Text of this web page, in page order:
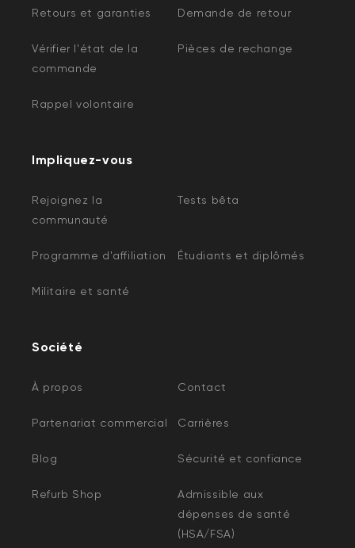
Retours et garanties Demande de retour
Vérifier l'état de la
commande
Pièces de rechange
Rappel volontaire
Impliquez-vous
Rejoignez la
communauté
Tests bêta
Programme d'affiliation Étudiants et diplômés
Militaire et santé
Société
À propos Contact
Partenariat commercial Carrières
Blog Sécurité et confiance
Refurb Shop
Admissible aux
dépenses de santé
(HSA/FSA)